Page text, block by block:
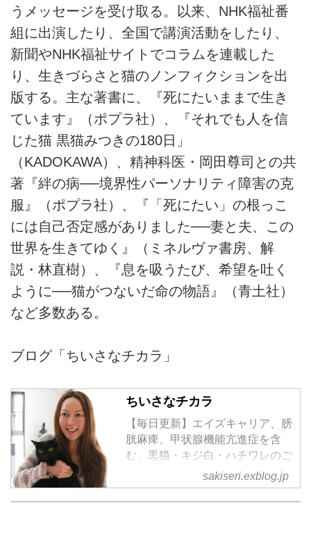
うメッセージを受け取る。以来、NHK福祉番
組に出演したり、全国で講演活動をしたり、
新聞やNHK福祉サイトでコラムを連載した
り、生きづらさと猫のノンフィクションを出
版する。主な著書に、『死にたいままで生き
ています』（ポプラ社）、『それでも人を信
じた猫 黒猫みつきの180日」
（KADOKAWA）、精神科医・岡田尊司との共
著『絆の病──境界性パーソナリティ障害の克
服』（ポプラ社）、『「死にたい」の根っこ
には自己否定感がありました──妻と夫、この
世界を生きてゆく』（ミネルヴァ書房、解
説・林直樹）、『息を吸うたび、希望を吐く
ように──猫がつないだ命の物語』（青土社）
など多数ある。
ブログ「ちいさなチカラ」
ちいさなチカラ
【毎日更新】エイズキャリア、膀
胱麻痺、甲状腺機能亢進症を含
む、黒猫・キジ白・ハチワレのご
sakiseri.exblog.jp